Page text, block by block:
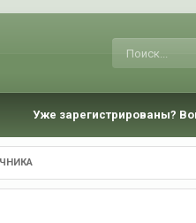
Уже зарегистрированы?